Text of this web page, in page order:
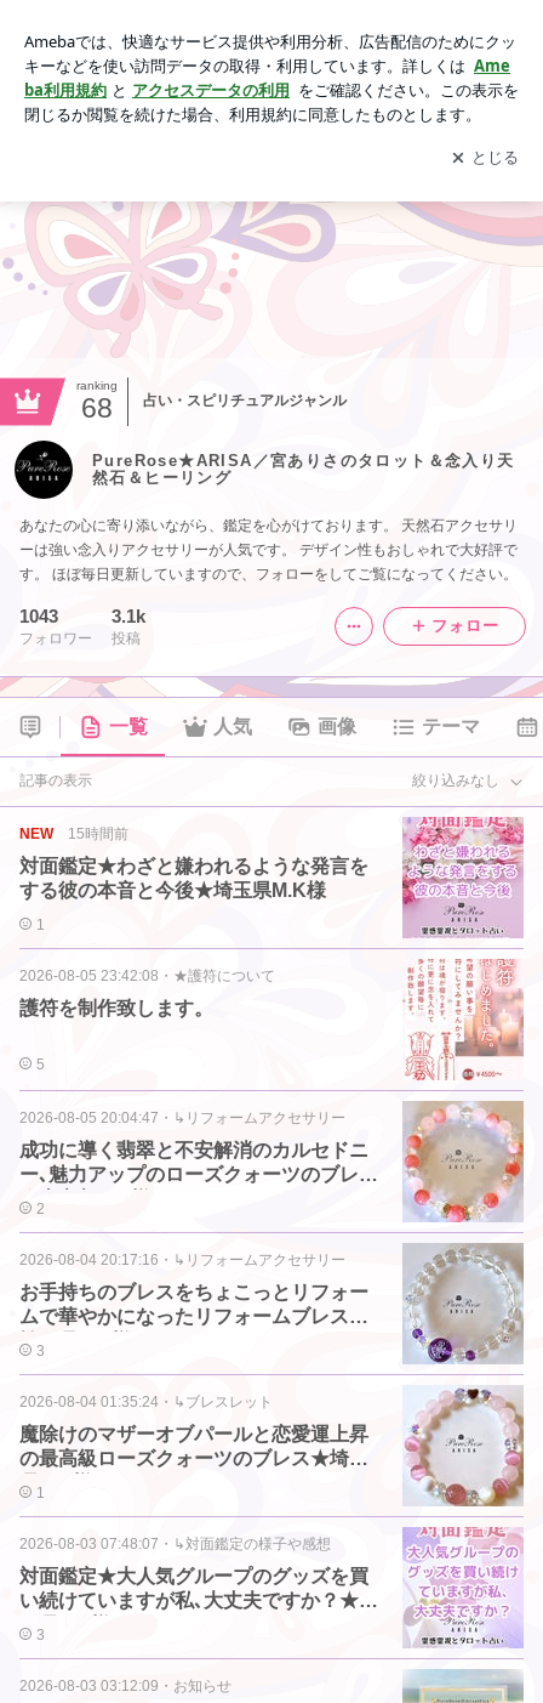
ーリングアプリをダウンロードして ブログの更新通知
を受け取りまし
ょう。
開く
ranking
68 占い・スピリチュアルジャンル
PureRose★ARISA／宮ありさのタロット＆念入り天
然石＆ヒーリング
あなたの心に寄り添いながら、鑑定を心がけております。 天然石アクセサリ
ーは強い念入りアクセサリーが人気です。 デザイン性もおしゃれで大好評で
す。 ほぼ毎日更新していますので、フォローをしてご覧になってください。
1043
フォロワー
3.1k
投稿
フォロー
一覧 人気 画像 テーマ
記事の表示 絞り込みなし
NEW 15時間前
対面鑑定★わざと嫌われるような発言を
する彼の本音と今後★埼玉県M.K様
1
2026-08-05 23:42:08 ・ ★護符について
護符を制作致します。
5
2026-08-05 20:04:47 ・ ↳リフォームアクセサリー
成功に導く翡翠と不安解消のカルセドニ
ー､魅力アップのローズクォーツのブレス
★東京都N.K様
2
2026-08-04 20:17:16 ・ ↳リフォームアクセサリー
お手持ちのブレスをちょこっとリフォー
ムで華やかになったリフォームブレス★
埼玉県M.Y様
3
2026-08-04 01:35:24 ・ ↳ブレスレット
魔除けのマザーオブパールと恋愛運上昇
の最高級ローズクォーツのブレス★埼玉
県M.Y様
1
2026-08-03 07:48:07 ・ ↳対面鑑定の様子や感想
対面鑑定★大人気グループのグッズを買
い続けていますが私､大丈夫ですか？★埼
玉県N.Y様
3
2026-08-03 03:12:09 ・ お知らせ